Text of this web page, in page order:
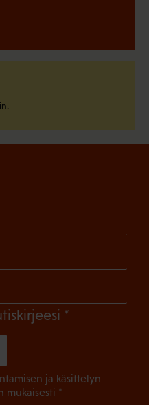
(Pakollinen)
ja käsittelyn
mukaisesti *